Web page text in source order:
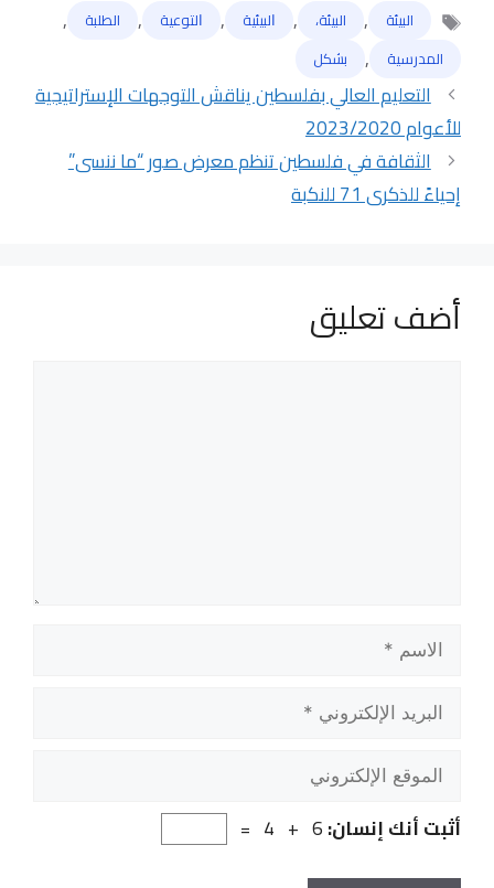
الوسوم
البيئة , البيئة، , ﺍﻟﺒﻴﺌﻴﺔ , ﺍﻟﺘﻮﻋﻴﺔ , الطلبة ,
المدرسية , بشكل
التعليم العالي بفلسطين يناقش التوجهات الإستراتيجية
للأعوام 2023/2020
الثقافة في فلسطين تنظم معرض صور “ما ننسى”
إحياءً للذكرى 71 للنكبة
أضف تعليق
الاسم
البريد
الإلكتروني
الموقع
الإلكتروني
أثبت أنك إنسان:6 + 4 =